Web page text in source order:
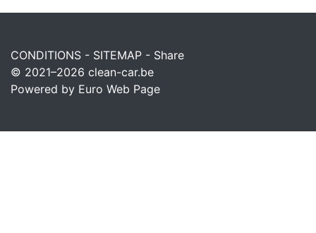
CONDITIONS - SITEMAP - Share
© 2021–2026 clean-car.be
Powered by Euro Web Page